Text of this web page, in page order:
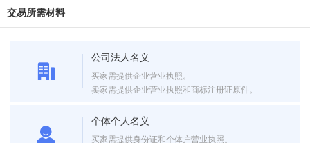
交易所需材料
公司法人名义
买家需提供企业营业执照。
卖家需提供企业营业执照和商标注册证原件。
个体个人名义
买家需提供身份证和个体户营业执照。